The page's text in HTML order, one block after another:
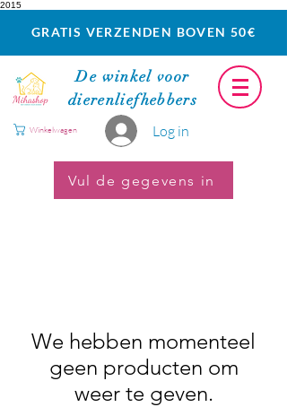
2015
GRATIS VERZENDEN BOVEN 50€
De winkel voor
dierenliefhebbers
Log in
Winkelwagen
Vul de gegevens in
We hebben momenteel
geen producten om
weer te geven.